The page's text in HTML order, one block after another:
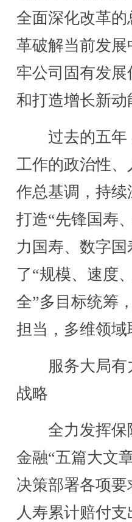
全面深化改革
革破解当前发
牢公司固有发
和打造增长新动
过去的五年
工作的政治性
作总基调，持
打造“先锋国寿
力国寿、数字
了“规模、速度
全”多目标统筹
担当，多维领域
服务大局有
战略
全力发挥保
金融“五篇大文
决策部署各项
人寿累计赔付